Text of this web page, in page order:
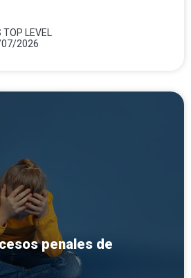
LEVEL
07/2026
penales de